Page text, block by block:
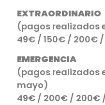
EXTRAORDINARIO
(pagos realizados
49€ / 150€ / 200€
EMERGENCIA
(pagos realizados
mayo)
49€ / 200€ / 200€